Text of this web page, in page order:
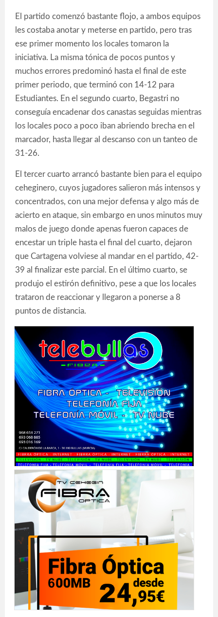
El partido comenzó bastante flojo, a ambos equipos
les costaba anotar y meterse en partido, pero tras
ese primer momento los locales tomaron la
iniciativa. La misma tónica de pocos puntos y
muchos errores predominó hasta el final de este
primer periodo, que terminó con 14-12 para
Estudiantes. En el segundo cuarto, Begastri no
conseguía encadenar dos canastas seguidas mientras
los locales poco a poco iban abriendo brecha en el
marcador, hasta llegar al descanso con un tanteo de
31-26.
El tercer cuarto arrancó bastante bien para el equipo
ceheginero, cuyos jugadores salieron más intensos y
concentrados, con una mejor defensa y algo más de
acierto en ataque, sin embargo en unos minutos muy
malos de juego donde apenas fueron capaces de
encestar un triple hasta el final del cuarto, dejaron
que Cartagena volviese al mandar en el partido, 42-
39 al finalizar este parcial. En el último cuarto, se
produjo el estirón definitivo, pese a que los locales
trataron de reaccionar y llegaron a ponerse a 8
puntos de distancia.